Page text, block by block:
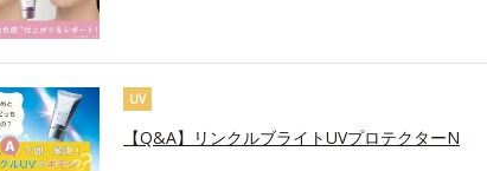
UV
【Q&A】リンクルブライトUVプロテクターN